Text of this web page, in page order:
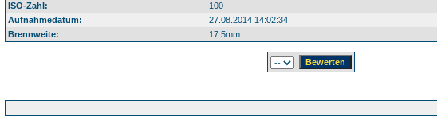
ISO-Zahl:
100
Aufnahmedatum:
27.08.2014 14:02:34
Brennweite:
17.5mm